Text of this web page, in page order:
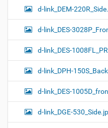
d-link_DEM-
d-link_DES-
d-link_DES-
d-link_DPH-
d-link_DES-
d-link_DGE-